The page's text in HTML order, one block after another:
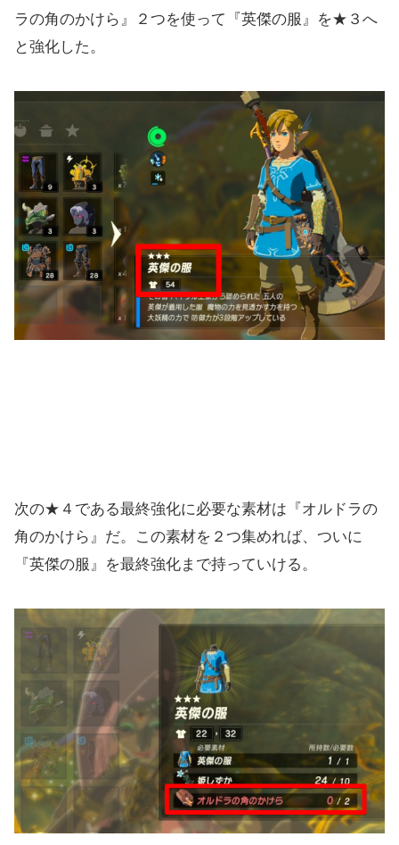
ラの角のかけら』２つを使って『英傑の服』を★３へ
と強化した。
次の★４である最終強化に必要な素材は『オルドラの
角のかけら』だ。この素材を２つ集めれば、ついに
『英傑の服』を最終強化まで持っていける。